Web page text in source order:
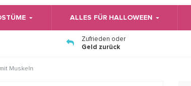
ALLES FÜR HALLOWEEN
Zufrieden oder
Geld zurück
Muskeln